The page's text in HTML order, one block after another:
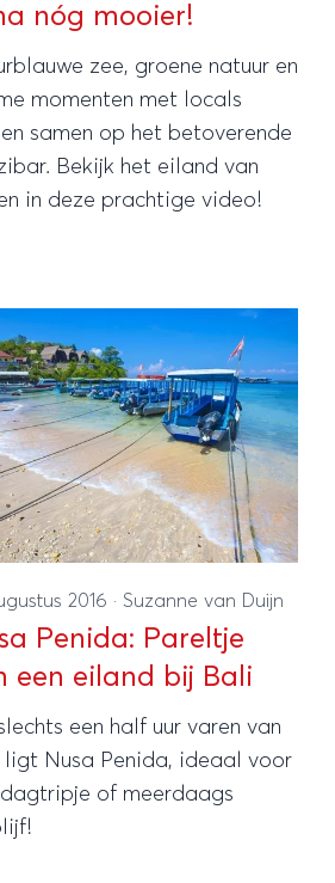
nóg mooier!
zee, groene natuur en
momenten met locals
samen op het betoverende
Bekijk het eiland van
in deze prachtige video!
2016 · Suzanne van Duijn
Penida: Pareltje
een eiland bij Bali
een half uur varen van
ligt Nusa Penida, ideaal voor
of meerdaags